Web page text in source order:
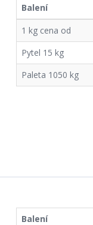
Balení
1 kg cena od
Pytel 15 kg
Paleta 1050 kg
Balení